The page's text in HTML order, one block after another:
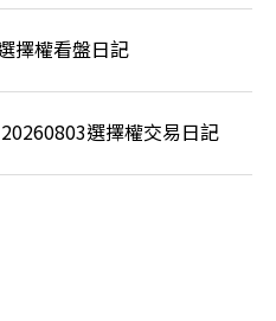
擇權看盤日記
選擇權交易日記